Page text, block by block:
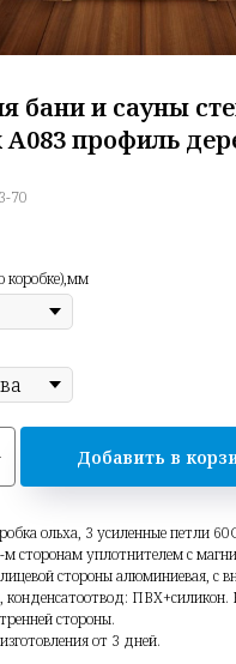
бани и сауны
профиль
70
коробке),мм
Добавить в
ольха, 3 усиленные петли
м сторонам уплотнителем с
стороны алюминиевая, с
конденсатоотвод: ПВХ+силикон.
стороны.
от 3 дней.